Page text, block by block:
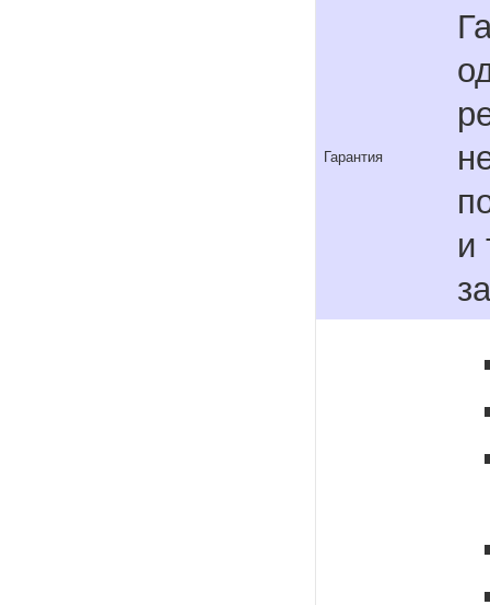
Гарантия
и